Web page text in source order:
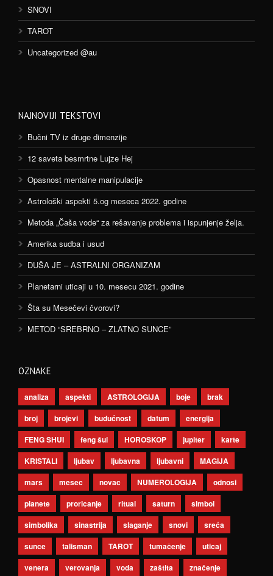
SNOVI
TAROT
Uncategorized @au
NAJNOVIJI TEKSTOVI
Bučni TV iz druge dimenzije
12 saveta besmrtne Lujze Hej
Opasnost mentalne manipulacije
Astrološki aspekti 5.og meseca 2022. godine
Metoda „Čaša vode“ za rešavanje problema i ispunjenje želja.
Amerika sudba i usud
DUŠA JE – ASTRALNI ORGANIZAM
Planetarni uticaji u 10. mesecu 2021. godine
Šta su Mesečevi čvorovi?
METOD “SREBRNO – ZLATNO SUNCE”
OZNAKE
analiza aspekti ASTROLOGIJA boje
brak
broj
brojevi budućnost datum
energija
FENG SHUI
feng šui HOROSKOP jupiter
karte
KRISTALI
ljubav ljubavna ljubavni
MAGIJA
mars
mesec novac NUMEROLOGIJA
odnosi
planete
proricanje ritual saturn
simbol
simbolika
sinastrija slaganje snovi
sreća
sunce
talisman TAROT tumačenje
uticaj
venera
verovanja voda zaštita značenje